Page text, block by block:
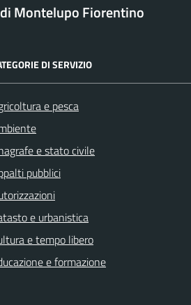
Montelupo Fiorentino
DI SERVIZIO
e pesca
e stato civile
pubblici
e urbanistica
e tempo libero
e formazione